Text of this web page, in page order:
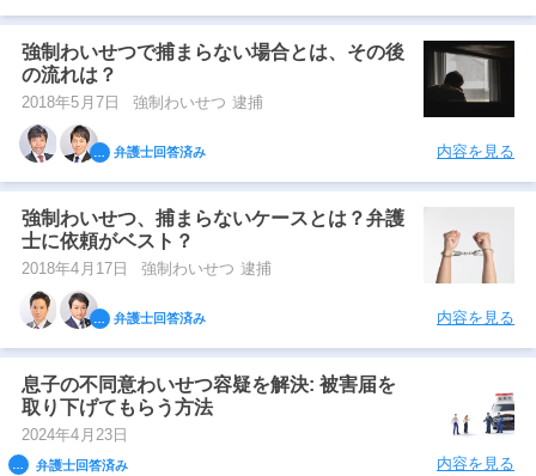
強制わいせつで捕まらない場合とは、その後
の流れは？
2018年5月7日 強制わいせつ 逮捕
弁護士回答済み 内容を見る
強制わいせつ、捕まらないケースとは？弁護
士に依頼がベスト？
2018年4月17日 強制わいせつ 逮捕
弁護士回答済み 内容を見る
息子の不同意わいせつ容疑を解決: 被害届を
取り下げてもらう方法
2024年4月23日
弁護士回答済み 内容を見る